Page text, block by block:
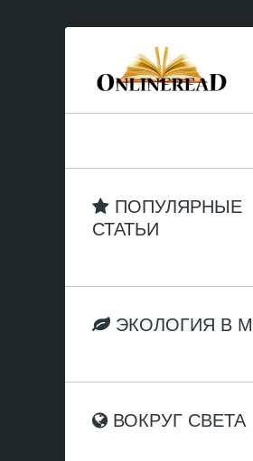
ПОПУЛЯРНЫЕ
СТАТЬИ
ЭКОЛОГИЯ В
ВОКРУГ СВЕТА